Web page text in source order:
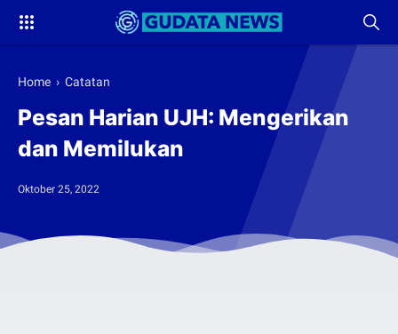
Home › Catatan
Pesan Harian UJH: Mengerikan
dan Memilukan
Oktober 25, 2022